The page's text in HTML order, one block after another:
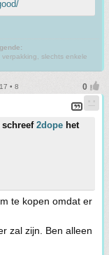
slechts enkele
• 8
schreef 2dope het
te kopen omdat er
zal zijn. Ben alleen